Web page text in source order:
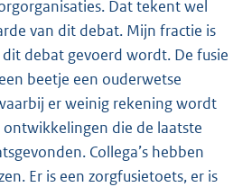
Dat tekent wel
van dit debat. Mijn fractie is
debat gevoerd wordt. De fusie
beetje een ouderwetse
er weinig rekening wordt
die de laatste
Collega’s hebben
Er is een zorgfusietoets, er is